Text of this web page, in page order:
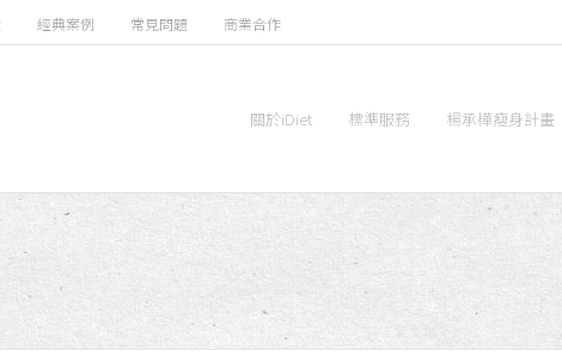
經典案例 常見問題 商業合作
關於iDiet 標準服務 楊承樺瘦身計畫